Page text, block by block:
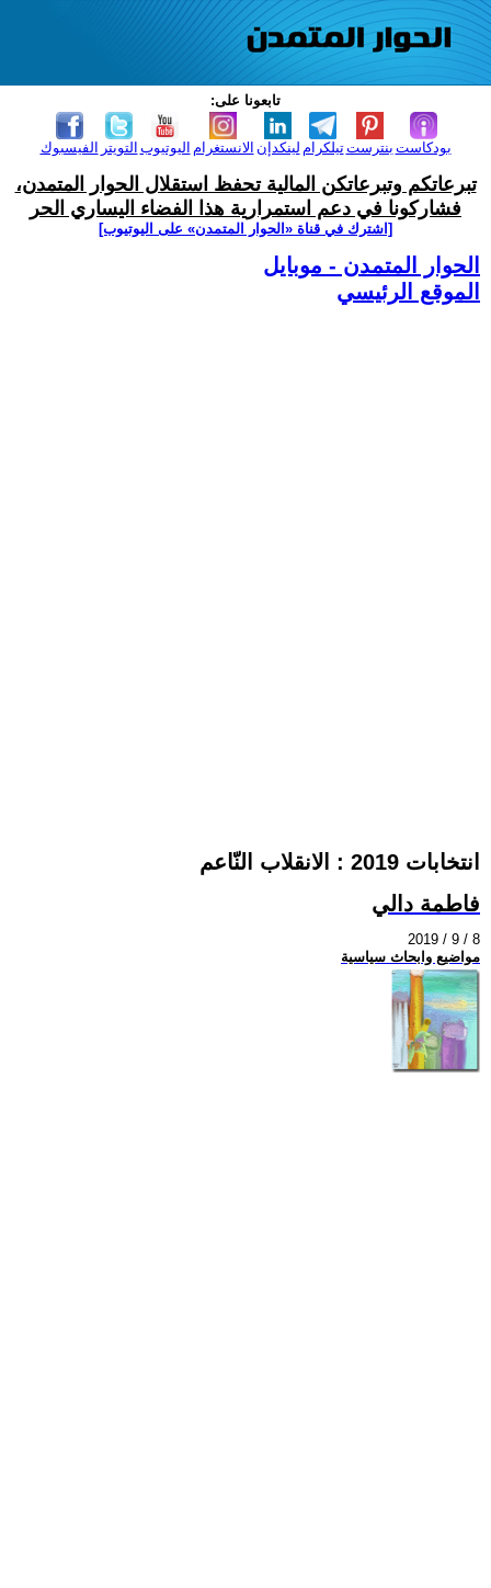
تابعونا على:
الفيسبوك التويتر اليوتيوب الانستغرام لينكدإن تيلكرامبنترست بودكاست
تبرعاتكم وتبرعاتكن المالية تحفظ استقلال الحوار المتمدن،
فشاركونا في دعم استمرارية هذا الفضاء اليساري الحر
[اشترك في قناة ‫«الحوار المتمدن» على اليوتيوب]
الحوار المتمدن - موبايل
الموقع الرئيسي
انتخابات 2019 : الانقلاب النّاعم
فاطمة دالي
2019 / 9 / 8
مواضيع وابحاث سياسية